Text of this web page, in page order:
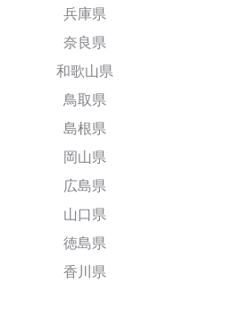
兵庫県
奈良県
和歌山県
鳥取県
島根県
岡山県
広島県
山口県
徳島県
香川県